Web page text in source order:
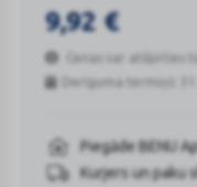
9,92 €
Cenas var atšķirties
Derīguma termiņš:
Piegāde BENU
Kurjers un paku